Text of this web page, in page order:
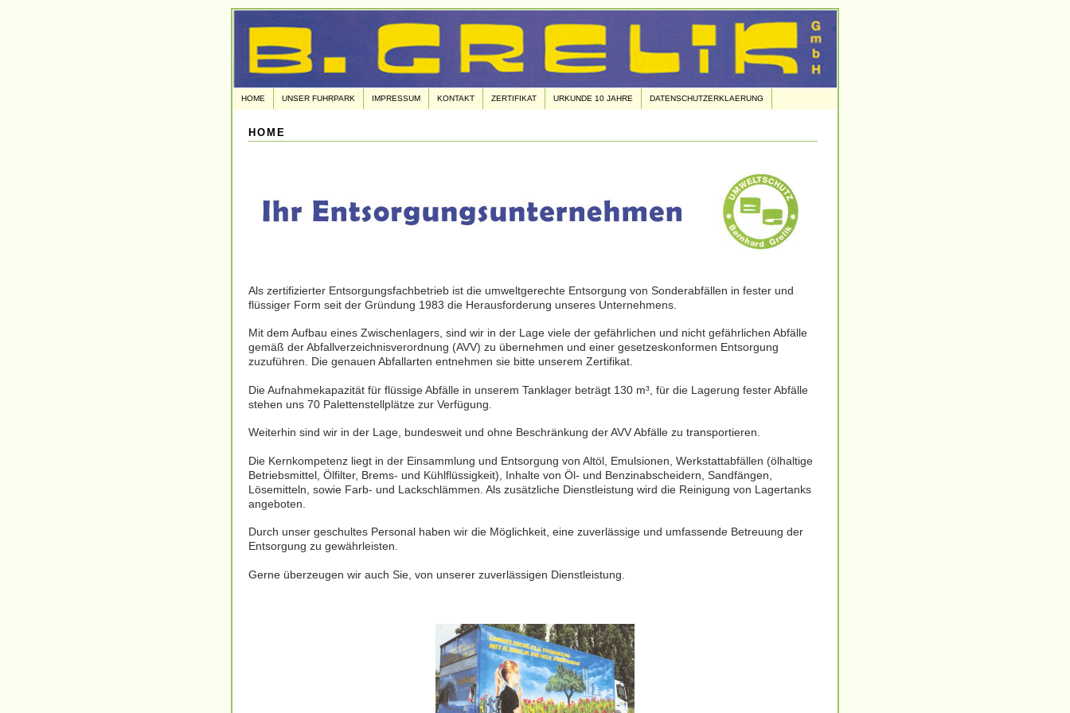
HOME UNSER FUHRPARK IMPRESSUM KONTAKT ZERTIFIKAT URKUNDE 10 JAHRE DATENSCHUTZERKLAERUNG
HOME
Als zertifizierter Entsorgungsfachbetrieb ist die umweltgerechte Entsorgung von Sonderabfällen in fester und
flüssiger Form seit der Gründung 1983 die Herausforderung unseres Unternehmens.
Mit dem Aufbau eines Zwischenlagers, sind wir in der Lage viele der gefährlichen und nicht gefährlichen Abfälle
gemäß der Abfallverzeichnisverordnung (AVV) zu übernehmen und einer gesetzeskonformen Entsorgung
zuzuführen. Die genauen Abfallarten entnehmen sie bitte unserem Zertifikat.
Die Aufnahmekapazität für flüssige Abfälle in unserem Tanklager beträgt 130 m³, für die Lagerung fester Abfälle
stehen uns 70 Palettenstellplätze zur Verfügung.
Weiterhin sind wir in der Lage, bundesweit und ohne Beschränkung der AVV Abfälle zu transportieren.
Die Kernkompetenz liegt in der Einsammlung und Entsorgung von Altöl, Emulsionen, Werkstattabfällen (ölhaltige
Betriebsmittel, Ölfilter, Brems- und Kühlflüssigkeit), Inhalte von Öl- und Benzinabscheidern, Sandfängen,
Lösemitteln, sowie Farb- und Lackschlämmen. Als zusätzliche Dienstleistung wird die Reinigung von Lagertanks
angeboten.
Durch unser geschultes Personal haben wir die Möglichkeit, eine zuverlässige und umfassende Betreuung der
Entsorgung zu gewährleisten.
Gerne überzeugen wir auch Sie, von unserer zuverlässigen Dienstleistung.